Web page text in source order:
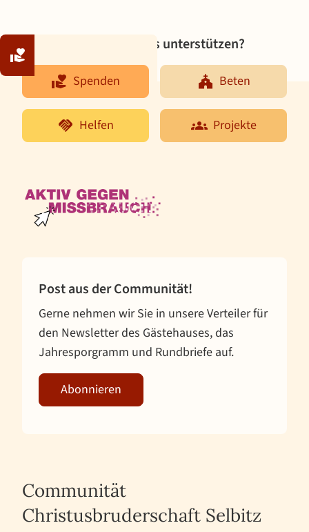
Spenden
Beten
Projekte
Möchten Sie uns unterstützen?
Spenden Beten
Helfen Projekte
Communität
Christusbruderschaft Selbitz
Post aus der Communität!
Gerne nehmen wir Sie in unsere Verteiler für
den Newsletter des Gästehauses, das
Jahresporgramm und Rundbriefe auf.
Abonnieren